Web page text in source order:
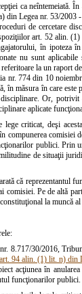
ca neîntemeiată.
Legea nr. 53/2003
de cercetare
art. 52 alin.
în ipoteza
nu sunt
la un raport
nr. 774 din 10
măsura în care este
Or,
aplicate
criticat, deşi
compunerea
publici. Prin
de situaţii
că
Pe de altă
la muncă
8.717/30/2016,
art. 94 alin. (1) lit. n) din
acţiunea în
funcţionarilor publici.